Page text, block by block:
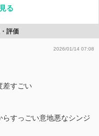
る
評価
2026/01/14 07:08
差すごい
すっごい意地悪なシンジ